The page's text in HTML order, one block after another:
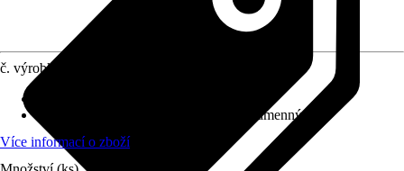
č. výrobku
Trámový úhelník, nerovnoramenný
Více informací o zboží